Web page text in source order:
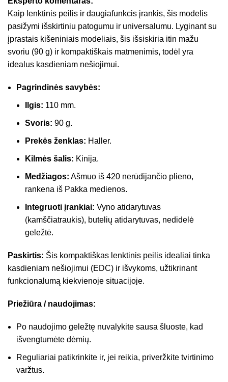
Kaip lenktinis peilis ir daugiafunkcis įrankis, šis modelis
pasižymi išskirtiniu patogumu ir universalumu. Lyginant su
įprastais kišeniniais modeliais, šis išsiskiria itin mažu
svoriu (90 g) ir kompaktiškais matmenimis, todėl yra
idealus kasdieniam nešiojimui.
Pagrindinės savybės:
Ilgis: 110 mm.
Svoris: 90 g.
Prekės ženklas: Haller.
Kilmės šalis: Kinija.
Medžiagos: Ašmuo iš 420 nerūdijančio plieno,
rankena iš Pakka medienos.
Integruoti įrankiai: Vyno atidarytuvas
(kamščiatraukis), butelių atidarytuvas, nedidelė
geležtė.
Paskirtis: Šis kompaktiškas lenktinis peilis idealiai tinka
kasdieniam nešiojimui (EDC) ir išvykoms, užtikrinant
funkcionalumą kiekvienoje situacijoje.
Priežiūra / naudojimas:
Po naudojimo geležtę nuvalykite sausa šluoste, kad
išvengtumėte dėmių.
Reguliariai patikrinkite ir, jei reikia, priveržkite tvirtinimo
varžtus.